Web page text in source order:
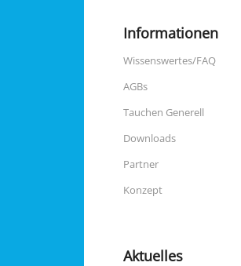
Informationen
Wissenswertes/FAQ
AGBs
Tauchen Generell
Downloads
Partner
Konzept
Aktuelles